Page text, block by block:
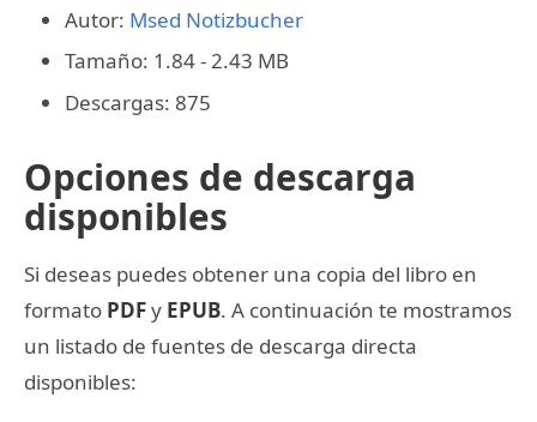
Autor: Msed Notizbucher
Tamaño: 1.84 - 2.43 MB
Descargas: 875
Opciones de descarga
disponibles
Si deseas puedes obtener una copia del libro en
formato PDFy EPUB. A continuación te mostramos
un listado de fuentes de descarga directa
disponibles: